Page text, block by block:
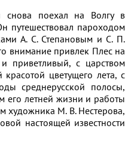
поехал на Волгу в
путешествовал пароходом
А. С. Степановым и С. П.
внимание привлек Плес на
приветливый, с царством
цветущего лета, с
среднерусской полосы,
его летней жизни и работы
художника М. В. Нестерова,
настоящей известности